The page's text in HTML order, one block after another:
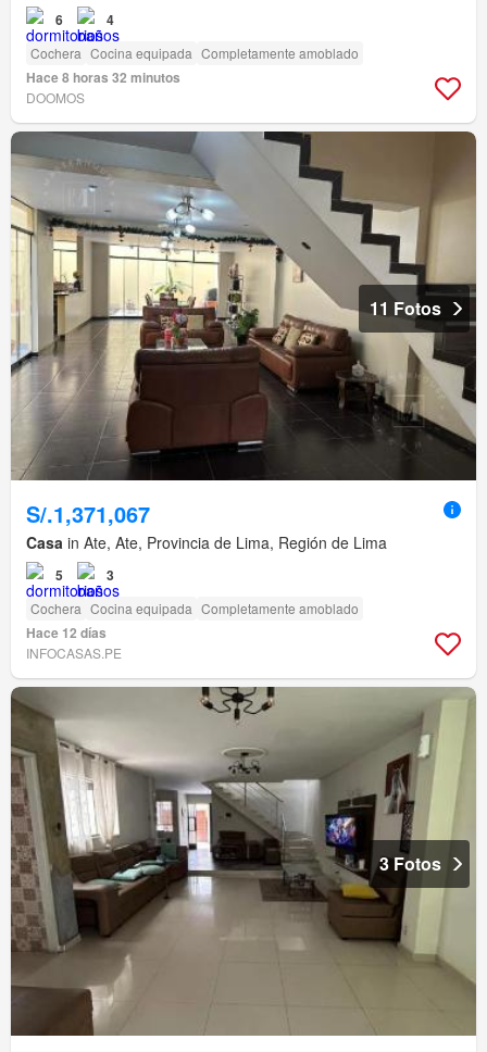
6 4
Cochera Cocina equipada Completamente amoblado
Hace 8 horas 32 minutos
DOOMOS
11 Fotos
S/.1,371,067
Casa in Ate, Ate, Provincia de Lima, Región de Lima
5 3
Cochera Cocina equipada Completamente amoblado
Hace 12 días
INFOCASAS.PE
3 Fotos